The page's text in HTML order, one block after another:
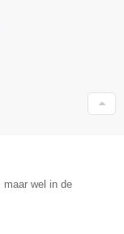
maar wel in de